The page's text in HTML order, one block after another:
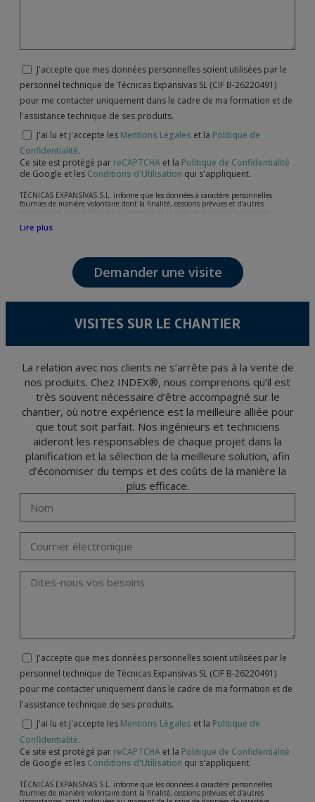
J'accepte que mes données personnelles soient utilisées par le
personnel technique de Técnicas Expansivas SL (CIF B-26220491)
pour me contacter uniquement dans le cadre de ma formation et de
l'assistance technique de ses produits.
J'ai lu et j'accepte les Mentions Légales et la Politique de
Confidentialité.
Ce site est protégé par reCAPTCHA et la Politique de Confidentialité
de Google et les Conditions d'Utilisation qui s'appliquent.
TÉCNICAS EXPANSIVAS S.L. informe que les données à caractère personnelles
fournies de manière volontaire dont la finalité, cessions prévues et d’autres
circonstances, sont indiquées au moment de la prise de données de caractère
l’attention de votre demande, litige ou requise, maintien de la relation établie, la
Les données de nos fichiers sont absolument confidentielles et seront traitées avec la
plus grande confidentialité et répondent à toutes les exigences prévues par la loi
15/1999 du 13 décembre sur la protection des données personnelles.
la santé, ces donnée n'étant pas cryptées.
et d'opposition en vertu des dispositions au Règlement Général sur la Protection des
votre pièce d’identité, à P.I. La Portalada II | c/ Segador 13, 26006 | Logroño (La
Rioja).
Lire plus
Demander une visite
VISITES SUR LE CHANTIER
La relation avec nos clients ne s’arrête pas à la vente de
nos produits. Chez INDEX®, nous comprenons qu’il est
très souvent nécessaire d’être accompagné sur le
chantier, où notre expérience est la meilleure alliée pour
que tout soit parfait. Nos ingénieurs et techniciens
aideront les responsables de chaque projet dans la
planification et la sélection de la meilleure solution, afin
d’économiser du temps et des coûts de la manière la
plus efficace.
J'accepte que mes données personnelles soient utilisées par le
personnel technique de Técnicas Expansivas SL (CIF B-26220491)
pour me contacter uniquement dans le cadre de ma formation et de
l'assistance technique de ses produits.
J'ai lu et j'accepte les Mentions Légales et la Politique de
Confidentialité.
Ce site est protégé par reCAPTCHA et la Politique de Confidentialité
de Google et les Conditions d'Utilisation qui s'appliquent.
TÉCNICAS EXPANSIVAS S.L. informe que les données à caractère personnelles
fournies de manière volontaire dont la finalité, cessions prévues et d’autres